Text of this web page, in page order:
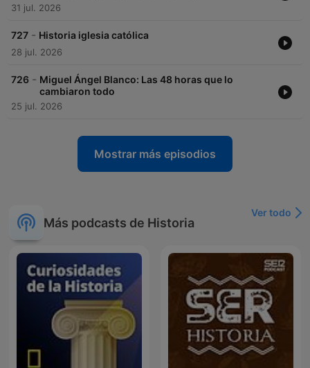
31 jul. 2026
727 - Historia iglesia católica
28 jul. 2026
726 - Miguel Ángel Blanco: Las 48 horas que lo
cambiaron todo
25 jul. 2026
Mostrar más episodios
Más podcasts de Historia
Ver todo